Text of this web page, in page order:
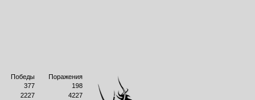
Победы
Поражения
377
198
2227
4227